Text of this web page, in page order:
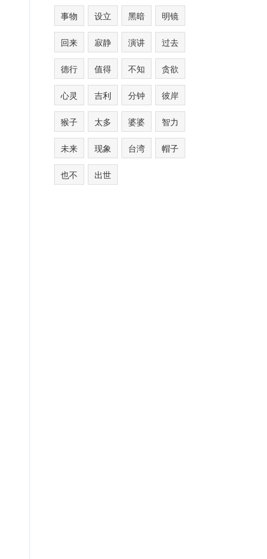
事物 设立 黑暗 明镜
回来 寂静 演讲 过去
德行 值得 不知 贪欲
心灵 吉利 分钟 彼岸
猴子 太多 婆婆 智力
未来 现象 台湾 帽子
也不 出世